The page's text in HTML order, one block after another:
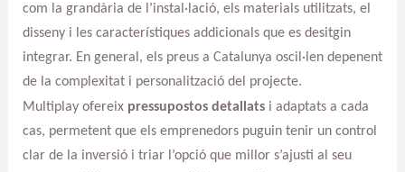
com la grandària de l’instal·lació, els materials utilitzats, el
disseny i les característiques addicionals que es desitgin
integrar. En general, els preus a Catalunya oscil·len depenent
de la complexitat i personalització del projecte.
Multiplay ofereix pressupostos detallatsi adaptats a cada
cas, permetent que els emprenedors puguin tenir un control
clar de la inversió i triar l’opció que millor s’ajusti al seu